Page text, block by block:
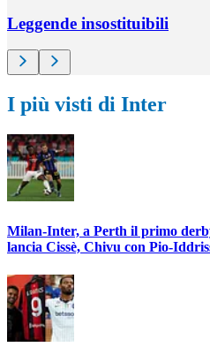
Leggende insostituibili
I più visti di Inter
Milan-Inter, a Perth il primo
lancia Cissè, Chivu con Pio-